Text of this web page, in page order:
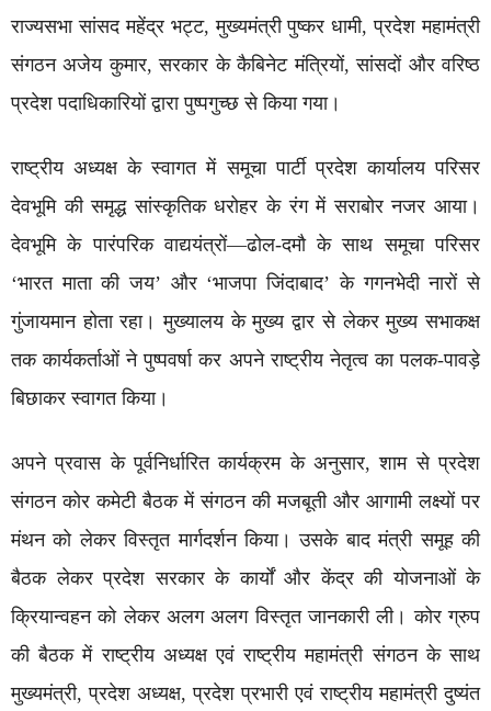
राज्यसभा सांसद महेंद्र भट्ट, मुख्यमंत्री पुष्कर धामी, प्रदेश महामंत्री
संगठन अजेय कुमार, सरकार के कैबिनेट मंत्रियों, सांसदों और वरिष्ठ
प्रदेश पदाधिकारियों द्वारा पुष्पगुच्छ से किया गया।
​राष्ट्रीय अध्यक्ष के स्वागत में समूचा पार्टी प्रदेश कार्यालय परिसर
देवभूमि की समृद्ध सांस्कृतिक धरोहर के रंग में सराबोर नजर आया।
देवभूमि के पारंपरिक वाद्ययंत्रों—ढोल-दमौ के साथ समूचा परिसर
‘भारत माता की जय’ और ‘भाजपा जिंदाबाद’ के गगनभेदी नारों से
गुंजायमान होता रहा। मुख्यालय के मुख्य द्वार से लेकर मुख्य सभाकक्ष
तक कार्यकर्ताओं ने पुष्पवर्षा कर अपने राष्ट्रीय नेतृत्व का पलक-पावड़े
बिछाकर स्वागत किया।
​अपने प्रवास के पूर्वनिर्धारित कार्यक्रम के अनुसार, शाम से प्रदेश
संगठन कोर कमेटी बैठक में संगठन की मजबूती और आगामी लक्ष्यों पर
मंथन को लेकर विस्तृत मार्गदर्शन किया। उसके बाद मंत्री समूह की
बैठक लेकर प्रदेश सरकार के कार्यों और केंद्र की योजनाओं के
क्रियान्वहन को लेकर अलग अलग विस्तृत जानकारी ली। कोर ग्रुप
की बैठक में राष्ट्रीय अध्यक्ष एवं राष्ट्रीय महामंत्री संगठन के साथ
मुख्यमंत्री, प्रदेश अध्यक्ष, प्रदेश प्रभारी एवं राष्ट्रीय महामंत्री दुष्यंत